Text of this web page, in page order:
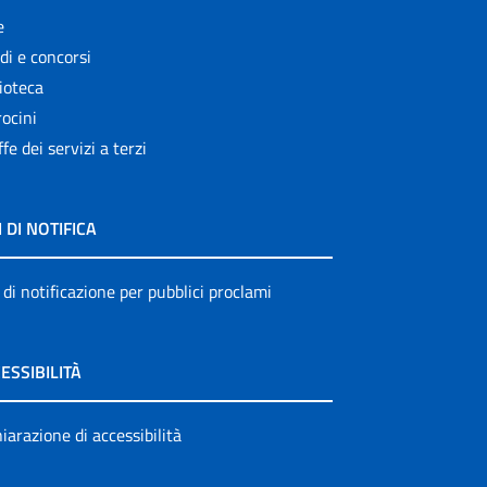
e concorsi
dei servizi a terzi
DI NOTIFICA
notificazione per pubblici proclami
di accessibilità